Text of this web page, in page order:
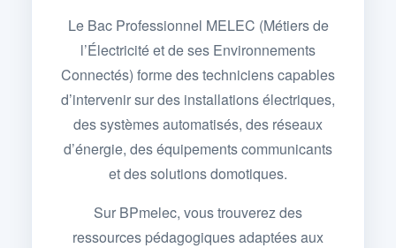
Le Bac Professionnel MELEC (Métiers de
l’Électricité et de ses Environnements
Connectés) forme des techniciens capables
d’intervenir sur des installations électriques,
des systèmes automatisés, des réseaux
d’énergie, des équipements communicants
et des solutions domotiques.
Sur BPmelec, vous trouverez des
ressources pédagogiques adaptées aux